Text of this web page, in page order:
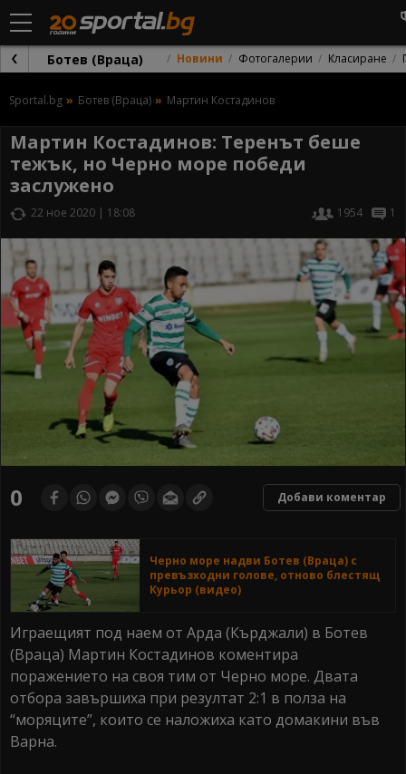
Ботев (Враца) Новини Фотогалерии Класиране
Sportal.bg Ботев (Враца) Мартин Костадинов
Мартин Костадинов: Теренът беше
тежък, но Черно море победи
заслужено
22 ное 2020 | 18:08 1954 1
0 Добави коментар
Черно море надви Ботев (Враца) с
превъзходни голове, отново блестящ
Курьор (видео)
Играещият под наем от Арда (Кърджали) в Ботев
(Враца) Мартин Костадинов коментира
поражението на своя тим от Черно море. Двата
отбора завършиха при резултат 2:1 в полза на
“моряците”, които се наложиха като домакини във
Варна.